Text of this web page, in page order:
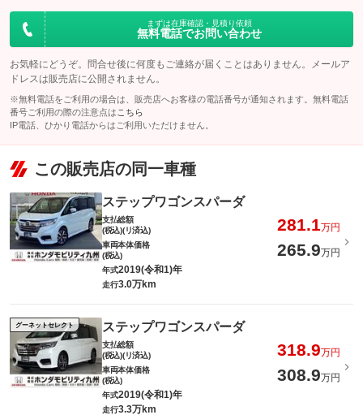
まずは在庫確認・見積り依頼
無料電話でお問い合わせ
お気軽にどうぞ。問合せ後に何度もご連絡が届くことはありません。メールア
ドレスは販売店に公開されません。
※無料電話をご利用の場合は、販売店へお客様の電話番号が通知されます。無料電話
番号ご利用の際の注意点は こちら
IP電話、ひかり電話からはご利用いただけません。
この販売店の同一車種
ステップワゴンスパーダ
支払総額
(税込)(リ済込)
281.1万円
車両本体価格
(税込)
265.9万円
年式2019(令和1)年
走行3.0万km
グーネットセレクト ステップワゴンスパーダ
支払総額
(税込)(リ済込)
318.9万円
車両本体価格
(税込)
308.9万円
年式2019(令和1)年
走行3.3万km